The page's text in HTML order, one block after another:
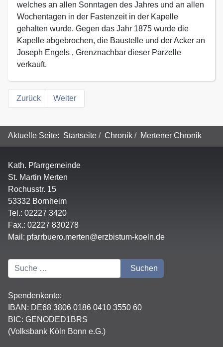
welches an allen Sonntagen des Jahres und an allen
Wochentagen in der Fastenzeit in der Kapelle
gehalten wurde. Gegen das Jahr 1875 wurde die
Kapelle abgebrochen, die Baustelle und der Acker an
Joseph Engels , Grenznachbar dieser Parzelle
verkauft.
Zurück Weiter
Aktuelle Seite: Startseite Chronik Mertener Chronik
Kath. Pfarrgemeinde
St. Martin Merten
Rochusstr. 15
53332 Bornheim
Tel.: 02227 3420
Fax.: 02227 830278
Mail: pfarrbuero.merten@erzbistum-koeln.de
Suchen Suchen
Spendenkonto:
IBAN: DE68 3806 0186 0410 3550 60
BIC: GENODED1BRS
(Volksbank Köln Bonn e.G.)